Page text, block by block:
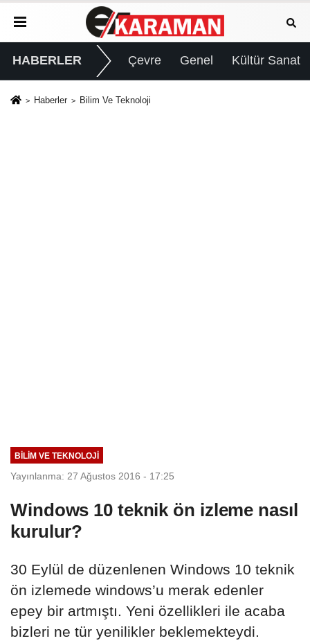
HABERLER Çevre Genel Kültür Sanat
Haberler Bilim Ve Teknoloji
BILIM VE TEKNOLOJI
Yayınlanma: 27 Ağustos 2016 - 17:25
Windows 10 teknik ön izleme nasıl
kurulur?
30 Eylül de düzenlenen Windows 10 teknik
ön izlemede windows’u merak edenler
epey bir artmıştı. Yeni özellikleri ile acaba
bizleri ne tür yenilikler beklemekteydi.